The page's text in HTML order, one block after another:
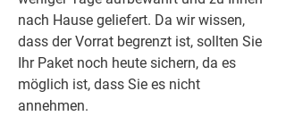
nach Hause geliefert. Da wir wissen,
dass der Vorrat begrenzt ist, sollten Sie
Ihr Paket noch heute sichern, da es
möglich ist, dass Sie es nicht
annehmen.